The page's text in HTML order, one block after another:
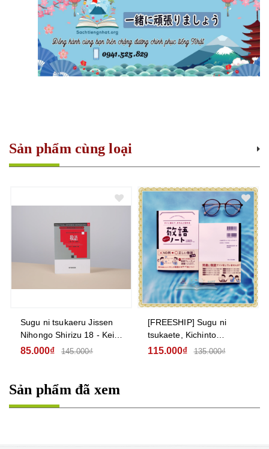
Sản phẩm cùng loại
Sugu ni tsukaeru Jissen
Nihongo Shirizu 18 - Keigo
(Sho.Chu.Joukyu) Kính
85.000₫ 145.000₫
[FREESHIP] Sugu ni
tsukaete, Kichinto
Tsutawaru Keigo Sakutto
115.000₫ 135.000₫
Sản phẩm đã xem